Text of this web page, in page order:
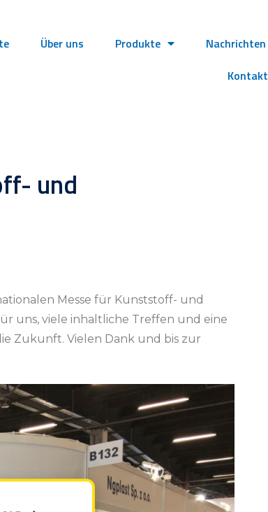
Über uns Produkte
Nachrichten
Kontakt
und
Messe für Kunststoff- und
uns, viele inhaltliche Treffen und eine
Zukunft. Vielen Dank und bis zur